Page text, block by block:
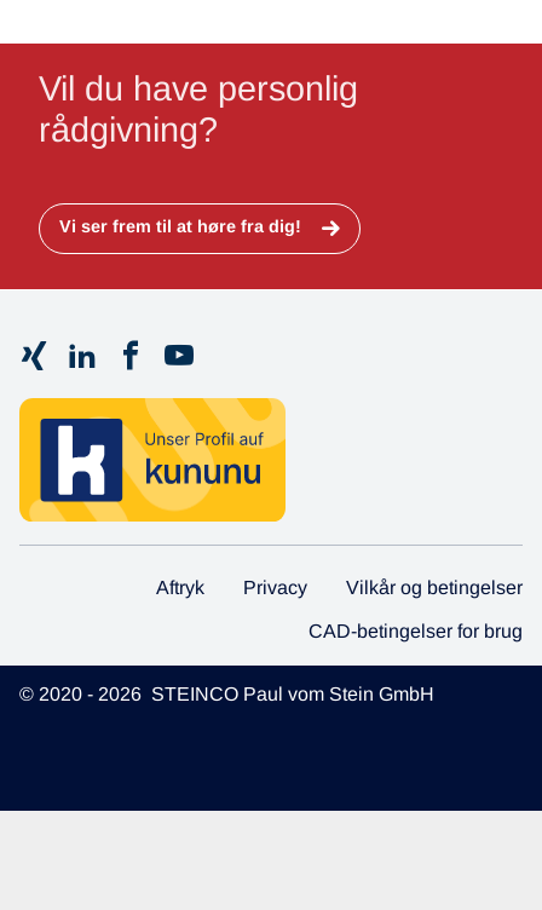
Vil du have personlig
rådgivning?
Vi ser frem til at høre fra dig!
Aftryk Privacy Vilkår og betingelser
CAD-betingelser for brug
© 2020 - 2026 STEINCO Paul vom Stein GmbH